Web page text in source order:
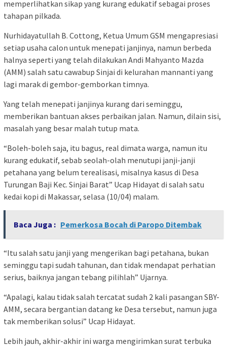
memperlihatkan sikap yang kurang edukatif sebagai proses
tahapan pilkada.
Nurhidayatullah B. Cottong, Ketua Umum GSM mengapresiasi
setiap usaha calon untuk menepati janjinya, namun berbeda
halnya seperti yang telah dilakukan Andi Mahyanto Mazda
(AMM) salah satu cawabup Sinjai di kelurahan mannanti yang
lagi marak di gembor-gemborkan timnya.
Yang telah menepati janjinya kurang dari seminggu,
memberikan bantuan akses perbaikan jalan. Namun, dilain sisi,
masalah yang besar malah tutup mata.
“Boleh-boleh saja, itu bagus, real dimata warga, namun itu
kurang edukatif, sebab seolah-olah menutupi janji-janji
petahana yang belum terealisasi, misalnya kasus di Desa
Turungan Baji Kec. Sinjai Barat” Ucap Hidayat di salah satu
kedai kopi di Makassar, selasa (10/04) malam.
Baca Juga : Pemerkosa Bocah di Paropo Ditembak
“Itu salah satu janji yang mengerikan bagi petahana, bukan
seminggu tapi sudah tahunan, dan tidak mendapat perhatian
serius, baiknya jangan tebang pilihlah” Ujarnya.
“Apalagi, kalau tidak salah tercatat sudah 2 kali pasangan SBY-
AMM, secara bergantian datang ke Desa tersebut, namun juga
tak memberikan solusi” Ucap Hidayat.
Lebih jauh, akhir-akhir ini warga mengirimkan surat terbuka